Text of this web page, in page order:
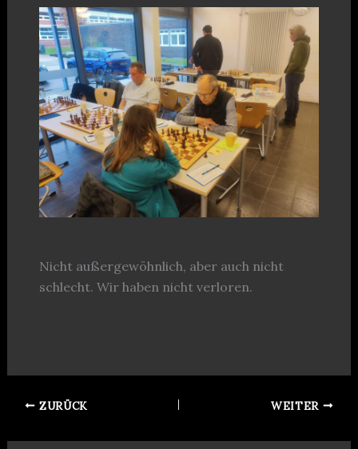
Nicht außergewöhnlich, aber auch nicht
schlecht. Wir haben nicht verloren.
ZURÜCK WEITER